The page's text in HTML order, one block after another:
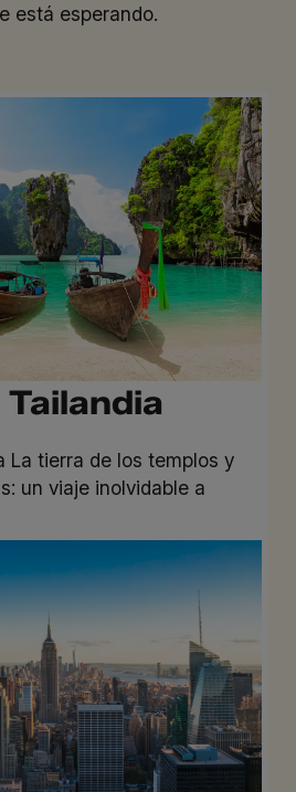
está esperando.
La tierra de los templos y
un viaje inolvidable a